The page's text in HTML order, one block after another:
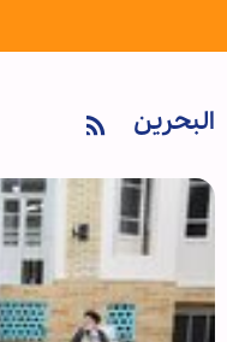
البحرين